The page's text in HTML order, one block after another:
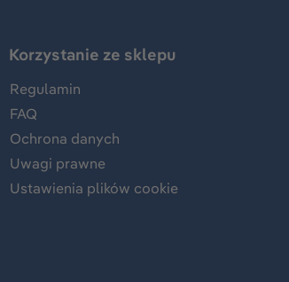
Korzystanie ze sklepu
Regulamin
FAQ
Ochrona danych
Uwagi prawne
Ustawienia plików cookie